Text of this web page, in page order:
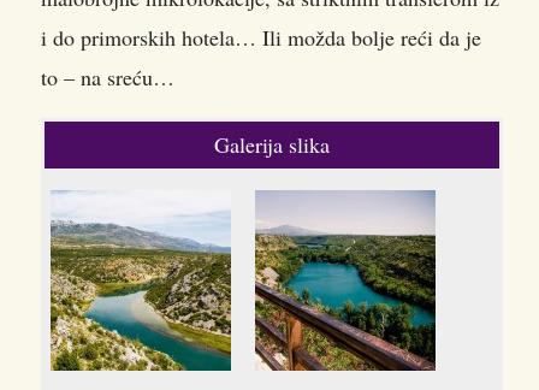
i do primorskih hotela… Ili možda bolje reći da je
to – na sreću…
Galerija slika